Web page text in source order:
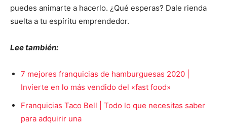
puedes animarte a hacerlo. ¿Qué esperas? Dale rienda
suelta a tu espíritu emprendedor.
Lee también:
7 mejores franquicias de hamburguesas 2020 |
Invierte en lo más vendido del «fast food»
Franquicias Taco Bell | Todo lo que necesitas saber
para adquirir una